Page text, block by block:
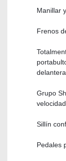
Manillar
Frenos
Grupo
Sillín
Pedales